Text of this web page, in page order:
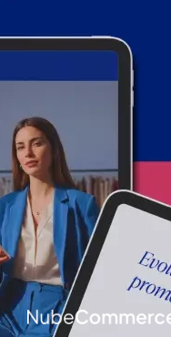
Página de Status
2011 - 2026 ©
Términos y condiciones.
calidad